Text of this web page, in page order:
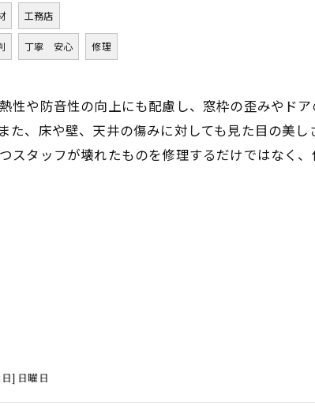
工務店
丁寧 安心 修理
性や防音性の向上にも配慮し、窓枠の歪みやド
た、床や壁、天井の傷みに対しても見た目の美
スタッフが壊れたものを修理するだけではなく
] 日曜日